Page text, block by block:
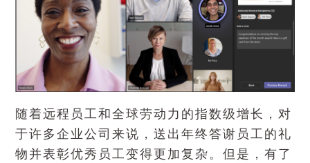
随着远程员工和全球劳动力的指数级增长，对
于许多企业公司来说，送出年终答谢员工的礼
物并表彰优秀员工变得更加复杂。但是，有了